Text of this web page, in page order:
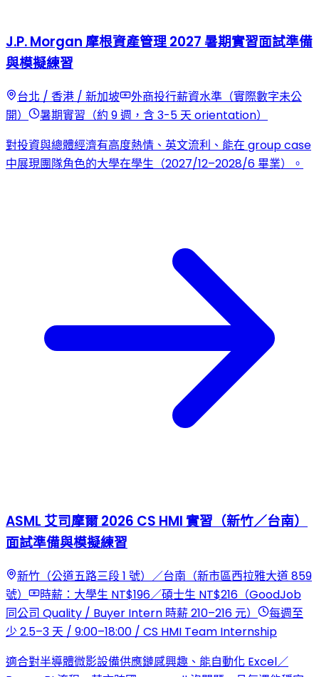
J.P. Morgan 摩根資產管理 2027 暑期實習面試準備
與模擬練習
台北 / 香港 / 新加坡
外商投行薪資水準（實際數字未公
開）
暑期實習（約 9 週，含 3-5 天 orientation）
對投資與總體經濟有高度熱情、英文流利、能在 group case
中展現團隊角色的大學在學生（2027/12–2028/6 畢業）。
ASML 艾司摩爾 2026 CS HMI 實習（新竹／台南）
面試準備與模擬練習
新竹（公道五路三段 1 號）／台南（新市區西拉雅大道 859
號）
時薪：大學生 NT$196／碩士生 NT$216（GoodJob
同公司 Quality / Buyer Intern 時薪 210–216 元）
每週至
少 2.5–3 天 / 9:00–18:00 / CS HMI Team Internship
適合對半導體微影設備供應鏈感興趣、能自動化 Excel／